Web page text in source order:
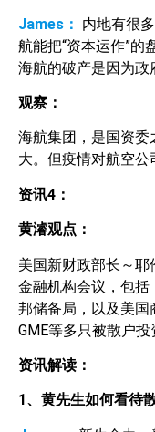
James： 内地有很
航能把“资本运作”的
海航的破产是因为政
观察：
海航集团，是国资
大。但疫情对航空公
资讯4 ：
黄濬观点：
美国新财政部长～
金融机构会议，包括
邦储备局，以及美国
GME等多只被散户投
资讯解读：
1 、黄先生如何看待